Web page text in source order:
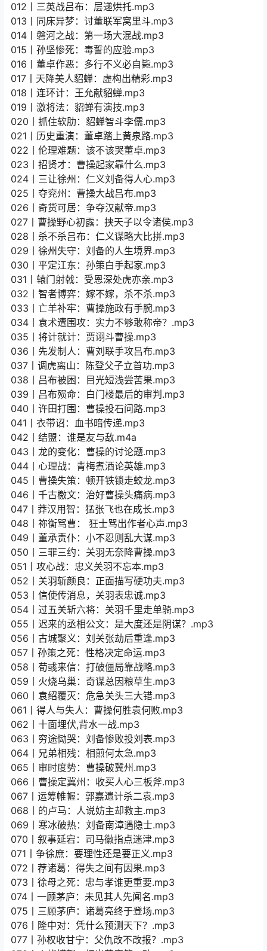
012丨三英战吕布：层递烘托.mp3
013丨同床异梦：讨董联军窝里斗.mp3
014丨磐河之战：第一场大混战.mp3
015丨孙坚惨死：毒誓的应验.mp3
016丨董卓作恶：多行不义必自毙.mp3
017丨天降美人貂蝉：虚构出精彩.mp3
018丨连环计：王允献貂蝉.mp3
019丨激将法：貂蝉有演技.mp3
020丨抓住软肋：貂蝉智斗李儒.mp3
021丨历史重演：董卓踏上黄泉路.mp3
022丨伦理难题：该不该哭董卓.mp3
023丨招贤才：曹操起家靠什么.mp3
024丨三让徐州：仁义刘备得人心.mp3
025丨夺兖州：曹操大战吕布.mp3
026丨奇货可居：争夺汉献帝.mp3
027丨曹操野心初露：挟天子以令诸侯.mp3
028丨杀不杀吕布：仁义谋略大比拼.mp3
029丨徐州失守：刘备的人生境界.mp3
030丨平定江东：孙策白手起家.mp3
031丨辕门射戟：受恩深处虎亦亲.mp3
032丨智者博弈：嫁不嫁，杀不杀.mp3
033丨亡羊补牢：曹操施政有手腕.mp3
034丨袁术遭围攻：实力不够敢称帝？.mp3
035丨将计就计：贾诩斗曹操.mp3
036丨先发制人：曹刘联手攻吕布.mp3
037丨调虎离山：陈登父子立首功.mp3
038丨吕布被困：目光短浅尝苦果.mp3
039丨吕布殒命：白门楼最后的审判.mp3
040丨许田打围：曹操投石问路.mp3
041丨衣带诏：血书暗传递.mp3
042丨结盟：谁是友与敌.m4a
043丨龙的变化：曹操的讨论题.mp3
044丨心理战：青梅煮酒论英雄.mp3
045丨曹操失策：顿开铁锁走蛟龙.mp3
046丨千古檄文：治好曹操头痛病.mp3
047丨莽汉用智：猛张飞也在成长.mp3
048丨祢衡骂曹： 狂士骂出作者心声.mp3
049丨董承责仆：小不忍则乱大谋.mp3
050丨三罪三约：关羽无奈降曹操.mp3
051丨攻心战：忠义关羽不忘本.mp3
052丨关羽斩颜良：正面描写硬功夫.mp3
053丨信使传消息，关羽表忠诚.mp3
054丨过五关斩六将：关羽千里走单骑.mp3
055丨迟来的丞相公文：是大度还是阴谋？.mp3
056丨古城聚义：刘关张劫后重逢.mp3
057丨孙策之死：性格决定命运.mp3
058丨荀彧来信：打破僵局靠战略.mp3
059丨火烧乌巢：奇谋总因粮草生.mp3
060丨袁绍覆灭：危急关头三大错.mp3
061丨得人与失人：曹操何胜袁何败.mp3
062丨十面埋伏,背水一战.mp3
063丨穷途恸哭：刘备惨败投刘表.mp3
064丨兄弟相残：相煎何太急.mp3
065丨审时度势：曹操破冀州.mp3
066丨曹操定冀州：收买人心三板斧.mp3
067丨运筹帷幄：郭嘉遗计杀二袁.mp3
068丨的卢马：人说妨主却救主.mp3
069丨寒冰破热：刘备南漳遇隐士.mp3
070丨叙事延宕：司马徽指点迷津.mp3
071丨争徐庶：要理性还是要正义.mp3
072丨荐诸葛：得失之间有因果.mp3
073丨徐母之死：忠与孝谁更重要.mp3
074丨一顾茅庐：未见其人先闻名.mp3
075丨三顾茅庐：诸葛亮终于登场.mp3
076丨隆中对：凭什么预测天下？.mp3
077丨孙权收甘宁：父仇改不改报？.mp3